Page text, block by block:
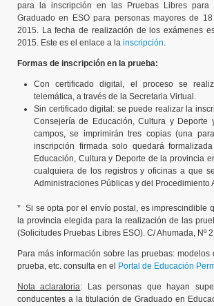
para la inscripción en las Pruebas Libres
Graduado en ESO para personas mayores de
2015. La fecha de realización de los exámenes
2015. Este es el enlace a la inscripción.
Formas de inscripción en la prueba:
Con certificado digital, el proceso se
telemática, a través de la Secretaria Virtual.
Sin certificado digital: se puede realizar la
Consejería de Educación, Cultura y
campos, se imprimirán tres copias (una
inscripción firmada solo quedará
Educación, Cultura y Deporte de la provincia
cualquiera de los registros y oficinas a que
Administraciones Públicas y del Procedimiento
​* Si se opta por el envío postal, es imprescindible
la provincia elegida para la realización de las
(Solicitudes Pruebas Libres ESO). C/ Ahumada, Nº
Para más información sobre las pruebas:
prueba, etc. consulta en el
Portal de Educación
Nota aclaratoria:
Las personas que hayan
conducentes a la titulación de Graduado en